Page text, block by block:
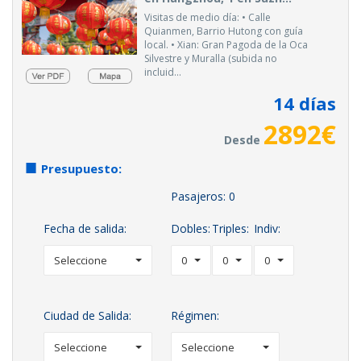
Visitas de medio día: • Calle
Quianmen, Barrio Hutong con guía
local. • Xian: Gran Pagoda de la Oca
Silvestre y Muralla (subida no
incluid...
14 días
Desde 2892€
Presupuesto:
Fecha de salida:
Seleccione
Pasajeros: 0
Dobles:
0
Triples:
0
Indiv:
0
Ciudad de Salida:
Seleccione
Régimen:
Seleccione